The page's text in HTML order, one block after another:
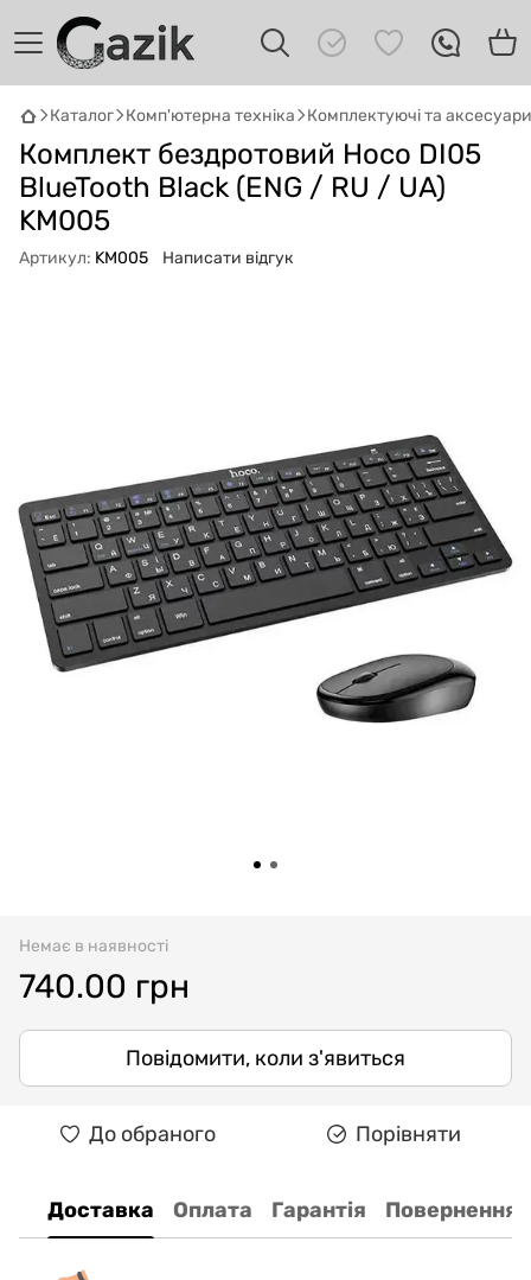
Каталог Комп'ютерна техніка Комплектуючі та аксесуари
Комплект бездротовий Hoco DI05
BlueTooth Black (ENG / RU / UA)
KM005
Артикул: KM005 Написати відгук
Немає в наявності
740.00 грн
Повідомити, коли з'явиться
До обраного Порівняти
Доставка Оплата Гарантія Повернення
Онлайн · пошук техніки
Привіт! 👋 Я Gazik AI — допоможу
Що шукаєш?